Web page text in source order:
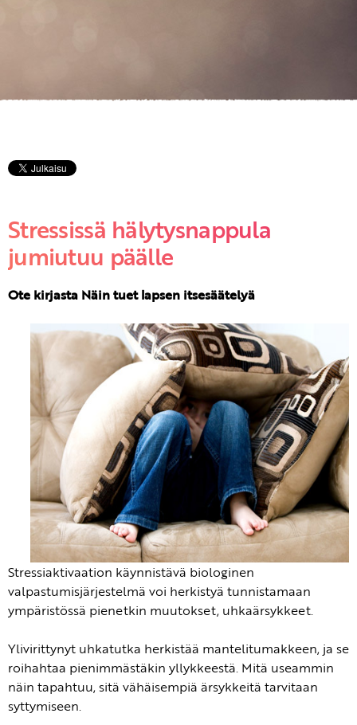
Stressissä hälytysnappula
jumiutuu päälle
Ote kirjasta Näin tuet lapsen itsesäätelyä
Stressiaktivaation käynnistävä biologinen
valpastumisjärjestelmä voi herkistyä tunnistamaan
ympäristössä pienetkin muutokset, uhkaärsykkeet.
Ylivirittynyt uhkatutka herkistää mantelitumakkeen, ja se
roihahtaa pienimmästäkin yllykkeestä. Mitä useammin
näin tapahtuu, sitä vähäisempiä ärsykkeitä tarvitaan
syttymiseen.